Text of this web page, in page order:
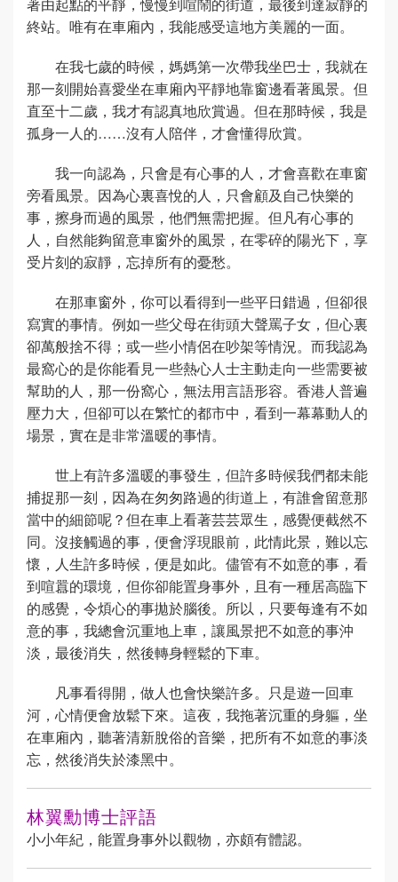
終站。唯有在車廂內，我能感受這地方美麗的一面。
在我七歲的時候，媽媽第一次帶我坐巴士，我就在
那一刻開始喜愛坐在車廂內平靜地靠窗邊看著風景。但
直至十二歲，我才有認真地欣賞過。但在那時候，我是
孤身一人的……沒有人陪伴，才會懂得欣賞。
我一向認為，只會是有心事的人，才會喜歡在車窗
旁看風景。因為心裏喜悅的人，只會顧及自己快樂的
事，擦身而過的風景，他們無需把握。但凡有心事的
人，自然能夠留意車窗外的風景，在零碎的陽光下，享
受片刻的寂靜，忘掉所有的憂愁。
在那車窗外，你可以看得到一些平日錯過，但卻很
寫實的事情。例如一些父母在街頭大聲罵子女，但心裏
卻萬般捨不得；或一些小情侶在吵架等情況。而我認為
最窩心的是你能看見一些熱心人士主動走向一些需要被
幫助的人，那一份窩心，無法用言語形容。香港人普遍
壓力大，但卻可以在繁忙的都市中，看到一幕幕動人的
場景，實在是非常溫暖的事情。
世上有許多溫暖的事發生，但許多時候我們都未能
捕捉那一刻，因為在匆匆路過的街道上，有誰會留意那
當中的細節呢？但在車上看著芸芸眾生，感覺便截然不
同。沒接觸過的事，便會浮現眼前，此情此景，難以忘
懷，人生許多時候，便是如此。儘管有不如意的事，看
到喧囂的環境，但你卻能置身事外，且有一種居高臨下
的感覺，令煩心的事拋於腦後。所以，只要每逢有不如
意的事，我總會沉重地上車，讓風景把不如意的事沖
淡，最後消失，然後轉身輕鬆的下車。
凡事看得開，做人也會快樂許多。只是遊一回車
河，心情便會放鬆下來。這夜，我拖著沉重的身軀，坐
在車廂內，聽著清新脫俗的音樂，把所有不如意的事淡
忘，然後消失於漆黑中。
林翼勳博士評語
小小年紀，能置身事外以觀物，亦頗有體認。